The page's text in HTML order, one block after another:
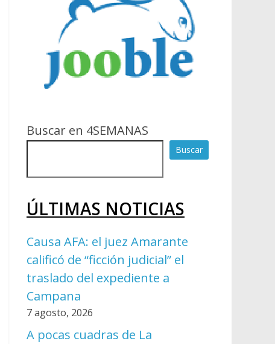
Buscar en 4SEMANAS
Buscar
ÚLTIMAS NOTICIAS
Causa AFA: el juez Amarante
calificó de “ficción judicial” el
traslado del expediente a
Campana
7 agosto, 2026
A pocas cuadras de La